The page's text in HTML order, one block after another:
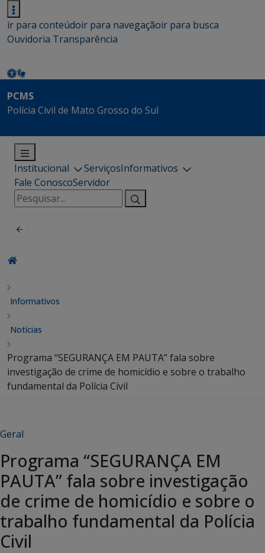
ir para conteúdoir para navegaçãoir para busca
Ouvidoria Transparência
PCMS
Polícia Civil de Mato Grosso do Sul
Institucional ServiçosInformativos
Fale ConoscoServidor
Pesquisar
por:
Informativos
Notícias
Programa “SEGURANÇA EM PAUTA” fala sobre
investigação de crime de homicídio e sobre o trabalho
fundamental da Polícia Civil
Geral
Programa “SEGURANÇA EM
PAUTA” fala sobre investigação
de crime de homicídio e sobre o
trabalho fundamental da Polícia
Civil